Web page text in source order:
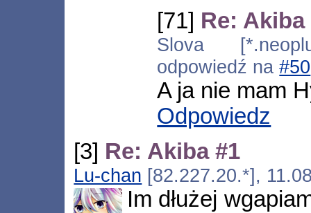
[71] Re: Akiba
Slova
odpowiedź na#50
A ja nie mam
Odpowiedz
[3] Re: Akiba #1
Lu-chan [82.227.20.*],
Im dłużej